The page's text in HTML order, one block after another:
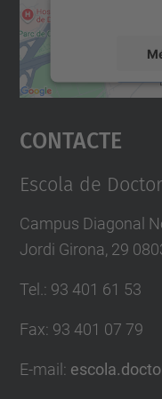
powered
Contacte
Escola de
Campus Diagonal
Jordi Girona, 29
Tel.: 93 401 61 53
Fax: 93 401 07 79
E-mail :